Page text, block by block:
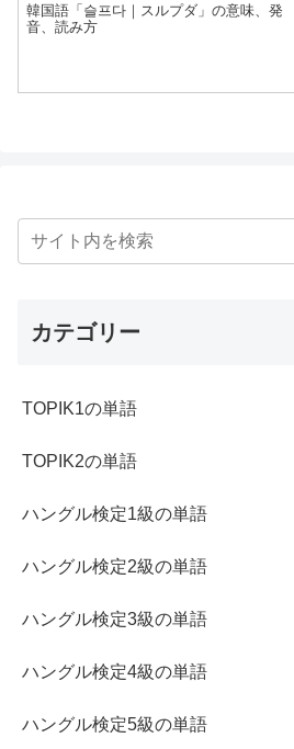
韓国語「슬프다｜スルプダ」の意味、発
音、読み方
カテゴリー
TOPIK1の単語
TOPIK2の単語
ハングル検定1級の単語
ハングル検定2級の単語
ハングル検定3級の単語
ハングル検定4級の単語
ハングル検定5級の単語